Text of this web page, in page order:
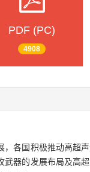
PDF (PC)
4908
，各国积极推动高超
武器的发展布局及高